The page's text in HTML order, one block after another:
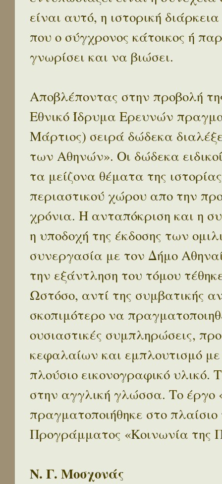
είναι αυτό, η ιστορική
που ο σύγχρονος κάτοικος ή
γνωρίσει και να βιώσει.
Αποβλέποντας στην προβολή
Εθνικό Ίδρυμα Ερευνών
Μάρτιος) σειρά δώδεκα
των Αθηνών». Οι δώδεκα
τα μείζονα θέματα της
περιαστικού χώρου απο την
χρόνια. Η ανταπόκριση και η
η υποδοχή της έκδοσης των
συνεργασία με τον Δήμο
την εξάντληση του τόμου
Ωστόσο, αντί της συμβατικής
σκοπιμότερο να
ουσιαστικές συμπληρώσεις,
κεφαλαίων και εμπλουτισμό
πλούσιο εικονογραφικό
στην αγγλική γλώσσα. Το
πραγματοποιήθηκε στο
Προγράμματος «Κοινωνία της
Ν. Γ. Μοσχονάς